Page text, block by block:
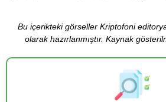
Bu içerikteki görseller Kriptofoni
olarak hazırlanmıştır. Kaynak